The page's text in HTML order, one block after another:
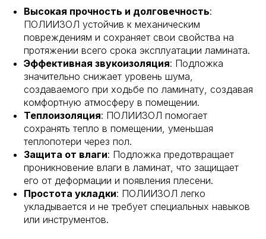
Высокая прочность и долговечность:
ПОЛИИЗОЛ устойчив к механическим
повреждениям и сохраняет свои свойства на
протяжении всего срока эксплуатации ламината.
Эффективная звукоизоляция: Подложка
значительно снижает уровень шума,
создаваемого при ходьбе по ламинату, создавая
комфортную атмосферу в помещении.
Теплоизоляция: ПОЛИИЗОЛ помогает
сохранять тепло в помещении, уменьшая
теплопотери через пол.
Защита от влаги: Подложка предотвращает
проникновение влаги в ламинат, что защищает
его от деформации и появления плесени.
Простота укладки: ПОЛИИЗОЛ легко
укладывается и не требует специальных навыков
или инструментов.